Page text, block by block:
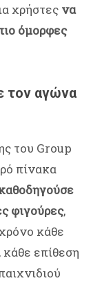
χρήστες να
όμορφες
τον αγώνα
του Group
πίνακα
φιγούρες,
κάθε
επίθεση